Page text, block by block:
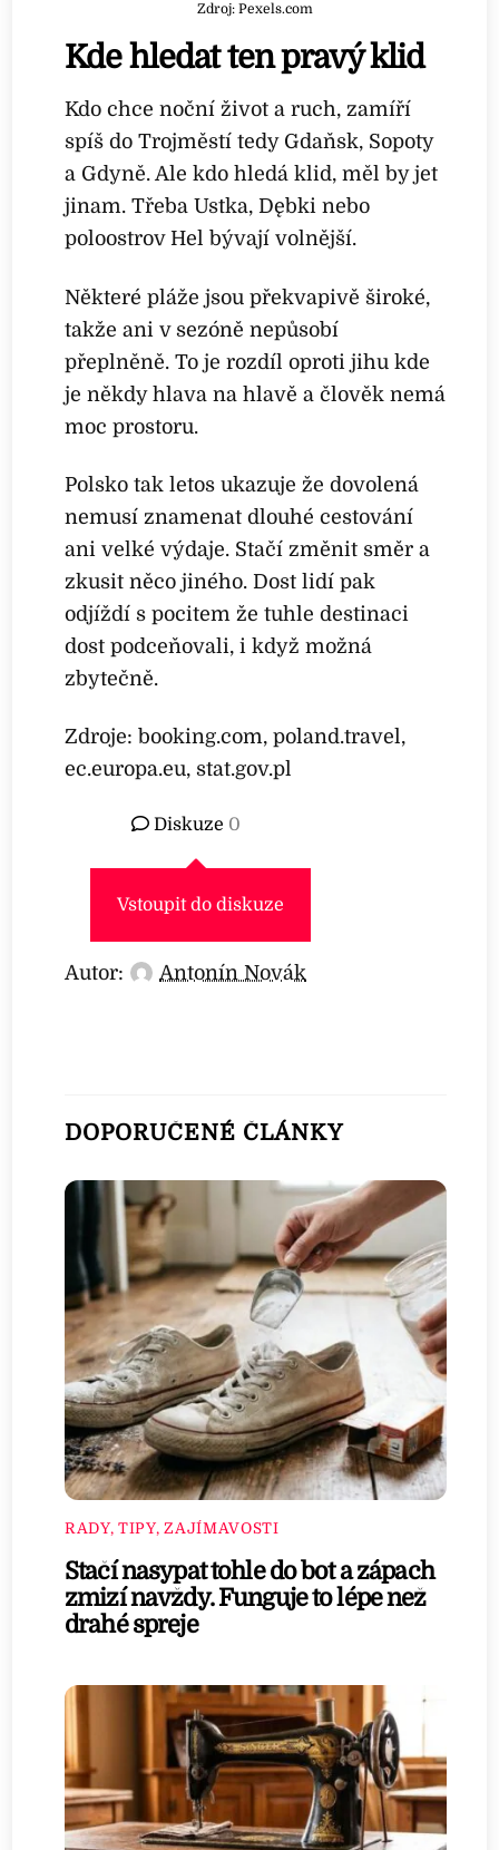
Zdroj: Pexels.com
Kde hledat ten pravý klid
Kdo chce noční život a ruch, zamíří
spíš do Trojměstí tedy Gdaňsk, Sopoty
a Gdyně. Ale kdo hledá klid, měl by jet
jinam. Třeba Ustka, Dębki nebo
poloostrov Hel bývají volnější.
Některé pláže jsou překvapivě široké,
takže ani v sezóně nepůsobí
přeplněně. To je rozdíl oproti jihu kde
je někdy hlava na hlavě a člověk nemá
moc prostoru.
Polsko tak letos ukazuje že dovolená
nemusí znamenat dlouhé cestování
ani velké výdaje. Stačí změnit směr a
zkusit něco jiného. Dost lidí pak
odjíždí s pocitem že tuhle destinaci
dost podceňovali, i když možná
zbytečně.
Zdroje: booking.com, poland.travel,
ec.europa.eu, stat.gov.pl
Diskuze 0
Vstoupit do diskuze
Autor: Antonín Novák
DOPORUČENÉ ČLÁNKY
RADY, TIPY, ZAJÍMAVOSTI
Stačí nasypat tohle do bot a zápach
zmizí navždy. Funguje to lépe než
drahé spreje